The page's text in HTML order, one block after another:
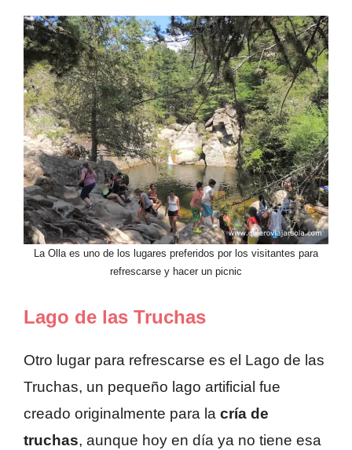
La Olla es uno de los lugares preferidos por los visitantes para
refrescarse y hacer un picnic
Lago de las Truchas
Otro lugar para refrescarse es el Lago de las
Truchas, un pequeño lago artificial fue
creado originalmente para la cría de
truchas, aunque hoy en día ya no tiene esa